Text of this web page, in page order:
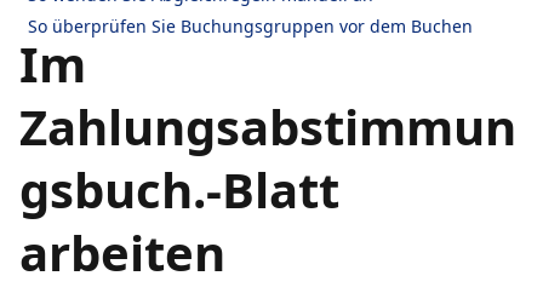
So überprüfen Sie Buchungsgruppen vor dem Buchen
Im
Zahlungsabstimmun
gsbuch.-Blatt
arbeiten